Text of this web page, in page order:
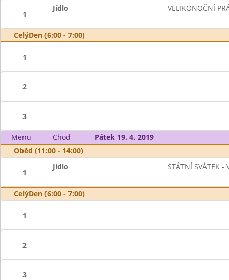
1
Jídlo VELIKONOČNÍ
CelýDen (6:00 - 7:00)
1
2
3
Menu Chod
Pátek 19. 4. 2019
Oběd (11:00 - 14:00)
1
Jídlo STÁTNÍ SVÁTEK -
CelýDen (6:00 - 7:00)
1
2
3